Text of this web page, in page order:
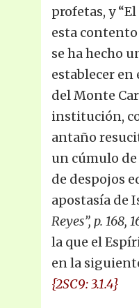
profetas, y
esta
se ha hecho
establecer
del Monte
institución,
antaño
un cúmulo
de despojos
apostasía de
Reyes”, p. 168,
la que el
en la
{2SC9: 3.1.4}